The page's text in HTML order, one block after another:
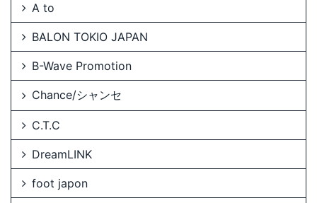
A to
BALON TOKIO JAPAN
B-Wave Promotion
Chance/シャンセ
C.T.C
DreamLINK
foot japon